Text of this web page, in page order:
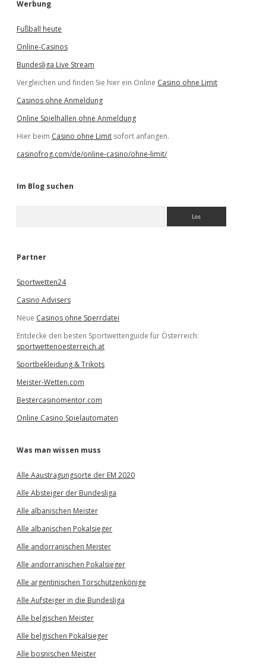
Werbung
Fußball heute
Online-Casinos
Bundesliga Live Stream
Vergleichen und finden Sie hier ein Online Casino ohne Limit
Casinos ohne Anmeldung
Online Spielhallen ohne Anmeldung
Hier beim Casino ohne Limit sofort anfangen.
casinofrog.com/de/online-casino/ohne-limit/
Im Blog suchen
e
Partner
Sportwetten24
Casino Advisers
Neue Casinos ohne Sperrdatei
Entdecke den besten Sportwettenguide für Österreich:
sportwettenoesterreich.at
Sportbekleidung & Trikots
Meister-Wetten.com
Bestercasinomentor.com
Online Casino Spielautomaten
Was man wissen muss
Alle Aaustragungsorte der EM 2020
Alle Absteiger der Bundesliga
Alle albanischen Meister
Alle albanischen Pokalsieger
Alle andorranischen Meister
Alle andorranischen Pokalsieger
Alle argentinischen Torschützenkönige
Alle Aufsteiger in die Bundesliga
Alle belgischen Meister
Alle belgischen Pokalsieger
Alle bosnischen Meister